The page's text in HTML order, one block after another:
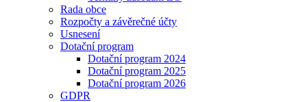
Rada obce
Rozpočty a závěrečné účty
Usnesení
Dotační program
Dotační program 2024
Dotační program 2025
Dotační program 2026
GDPR